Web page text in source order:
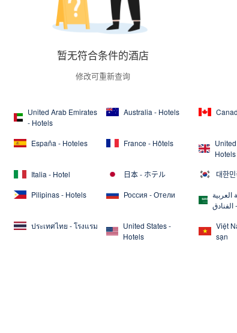
暂无符合条件的酒店
修改可重新查询
United Arab Emirates
- Hotels
Australia - Hotels
España - Hoteles France - Hôtels
Hotels
Italia - Hotel 日本 - ホテル
대한
Pilipinas - Hotels Россия - Отели
العربية
ประเทศไทย - โรงแรม
United States -
Hotels
Việt
sạn